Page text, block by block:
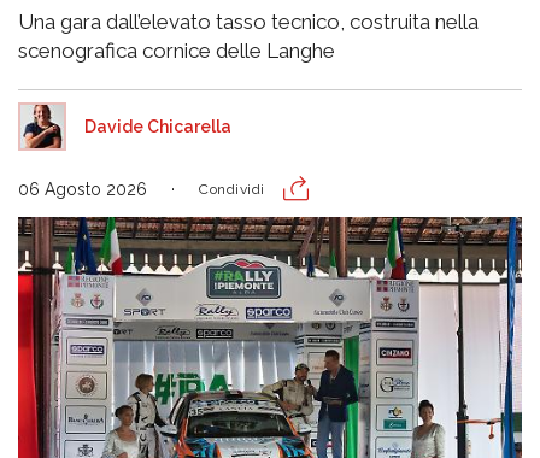
Una gara dall’elevato tasso tecnico, costruita nella
scenografica cornice delle Langhe
Davide Chicarella
06 Agosto 2026 Condividi